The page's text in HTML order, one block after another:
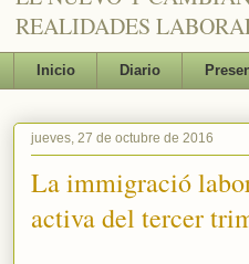
REALIDADES
Inicio Diario
jueves, 27 de octubre de 2016
La immigració
activa del tercer